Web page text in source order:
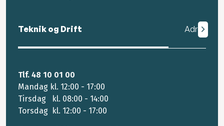
Teknik og Drift Adresse
Tlf. 48 10 01 00
Mandag kl. 12:00 - 17:00
Tirsdag kl. 08:00 - 14:00
Torsdag kl. 12:00 - 17:00